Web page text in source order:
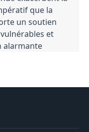
que la
un soutien
et
alarmante